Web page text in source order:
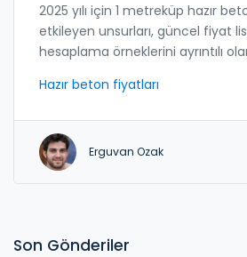
2025 yılı için 1 metreküp hazır
etkileyen unsurları, güncel fiyat
hesaplama örneklerini ayrıntılı
Hazır beton fiyatları
Erguvan Ozak
Son Gönderiler